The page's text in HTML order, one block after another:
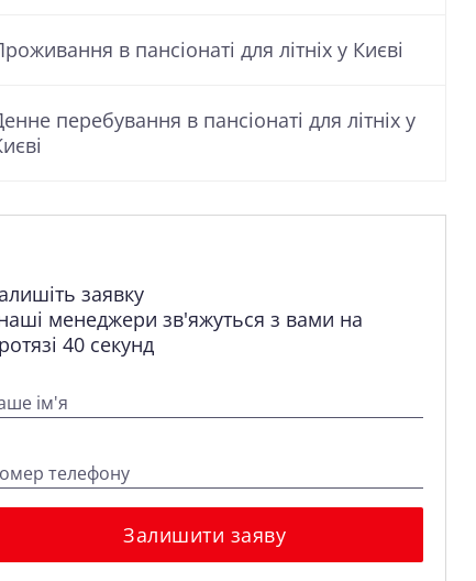
в пансіонаті для літніх у Києві
перебування в пансіонаті для літніх у
заявку
менеджери зв'яжуться з вами на
40 секунд
ім'я
телефону
Залишити заяву